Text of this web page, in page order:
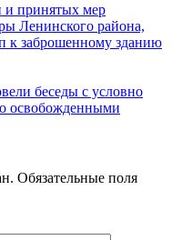
и принятых мер
Ленинского района,
к заброшенному зданию
беседы с условно
освобожденными
Обязательные поля